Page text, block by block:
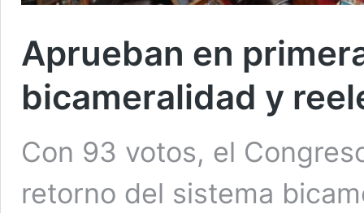
Aprueban en
bicameralidad y
Con 93 votos, el
retorno del sistema